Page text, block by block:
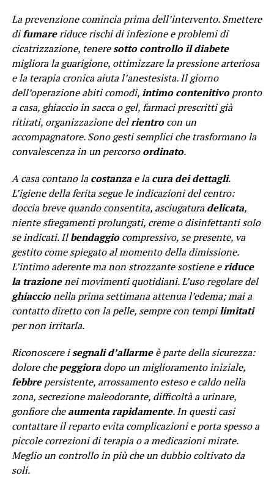
La prevenzione comincia prima dell’intervento. Smettere
difumareriduce rischi di infezione e problemi di
cicatrizzazione, teneresotto controllo il diabete
migliora la guarigione, ottimizzare la pressione arteriosa
e la terapia cronica aiuta l’anestesista. Il giorno
dell’operazione abiti comodi,intimo contenitivopronto
a casa, ghiaccio in sacca o gel, farmaci prescritti già
ritirati, organizzazione delrientrocon un
accompagnatore. Sono gesti semplici che trasformano la
convalescenza in un percorsoordinato.
A casa contano lacostanzae lacura dei dettagli.
L’igiene della ferita segue le indicazioni del centro:
doccia breve quando consentita, asciugaturadelicata,
niente sfregamenti prolungati, creme o disinfettanti solo
se indicati. Ilbendaggiocompressivo, se presente, va
gestito come spiegato al momento della dimissione.
L’intimo aderente ma non strozzante sostiene eriduce
la trazionenei movimenti quotidiani. L’uso regolare del
ghiaccionella prima settimana attenua l’edema; mai a
contatto diretto con la pelle, sempre con tempilimitati
per non irritarla.
Riconoscere isegnali d’allarmeè parte della sicurezza:
dolore chepeggioradopo un miglioramento iniziale,
febbrepersistente, arrossamento esteso e caldo nella
zona, secrezione maleodorante, difficoltà a urinare,
gonfiore cheaumenta rapidamente. In questi casi
contattare il reparto evita complicazioni e porta spesso a
piccole correzioni di terapia o a medicazioni mirate.
Meglio un controllo in più che un dubbio coltivato da
soli.